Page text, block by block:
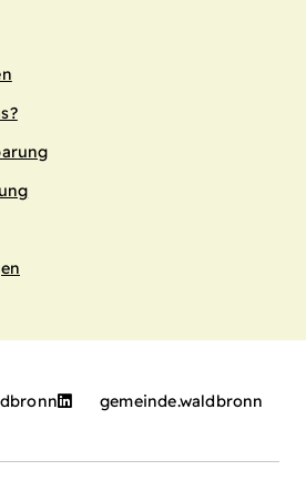
gemeinde.waldbronn